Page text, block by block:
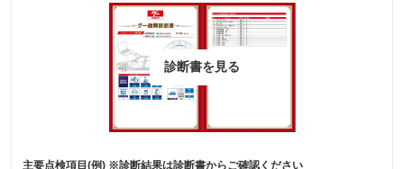
骨格部位の先端付近、または後端付近に衝撃を受けた形跡
があります。
※グー鑑定は保証サービスではございません。購入時は必ず現車をご確認
※実際にお渡しするコンディションチェックシートにつきましては、形式
※グー鑑定の評価はあくまでも記載している鑑定日の鑑定結果となりま
診断書を見る
主要点検項目(例) ※診断結果は診断書からご確認ください